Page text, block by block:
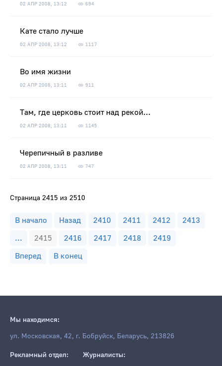
02 АПР 2008, 13:12 694
Кате стало лучше
02 АПР 2008, 13:12 1117
Во имя жизни
02 АПР 2008, 13:11 911
Там, где церковь стоит над рекой...
02 АПР 2008, 13:11 1145
Черепичный в разливе
02 АПР 2008, 13:11 747
Страница 2415 из 2510
В начало Назад 2410 2411 2412
2413
...
2415 2416 2417 2418
2419
Вперед
В конец
Мы находимся:
ул. Московская, 42, г. Бобруйск, Беларусь, 213826
Рекламный отдел: Журналисты: